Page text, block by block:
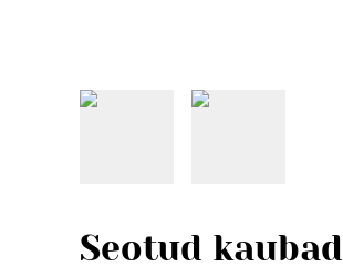
Seotud kaubad